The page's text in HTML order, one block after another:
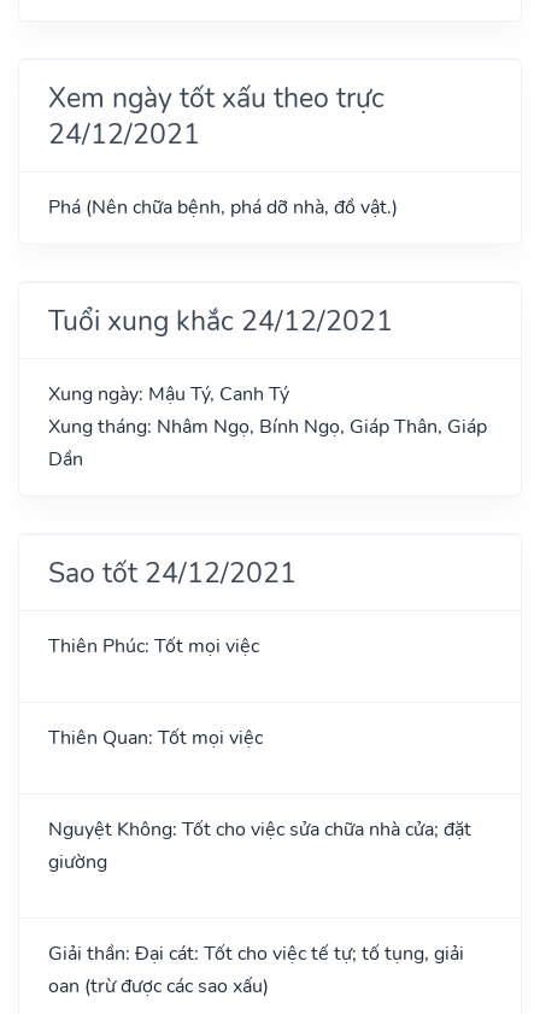
Xem ngày tốt xấu theo trực
24/12/2021
Phá (Nên chữa bệnh, phá dỡ nhà, đồ vật.)
Tuổi xung khắc 24/12/2021
Xung ngày: Mậu Tý, Canh Tý
Xung tháng: Nhâm Ngọ, Bính Ngọ, Giáp Thân, Giáp
Dần
Sao tốt 24/12/2021
Thiên Phúc: Tốt mọi việc
Thiên Quan: Tốt mọi việc
Nguyệt Không: Tốt cho việc sửa chữa nhà cửa; đặt
giường
Giải thần: Đại cát: Tốt cho việc tế tự; tố tụng, giải
oan (trừ được các sao xấu)